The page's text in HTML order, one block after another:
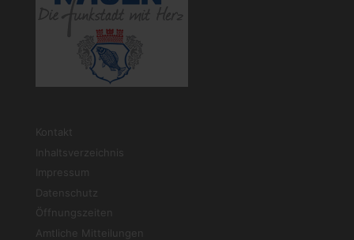
Kontakt
Inhaltsverzeichnis
Impressum
Datenschutz
Öffnungszeiten
Amtliche Mitteilungen